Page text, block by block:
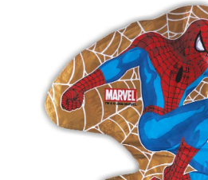
Stroje / Dodatki
Akcesoria Party
Moje konto